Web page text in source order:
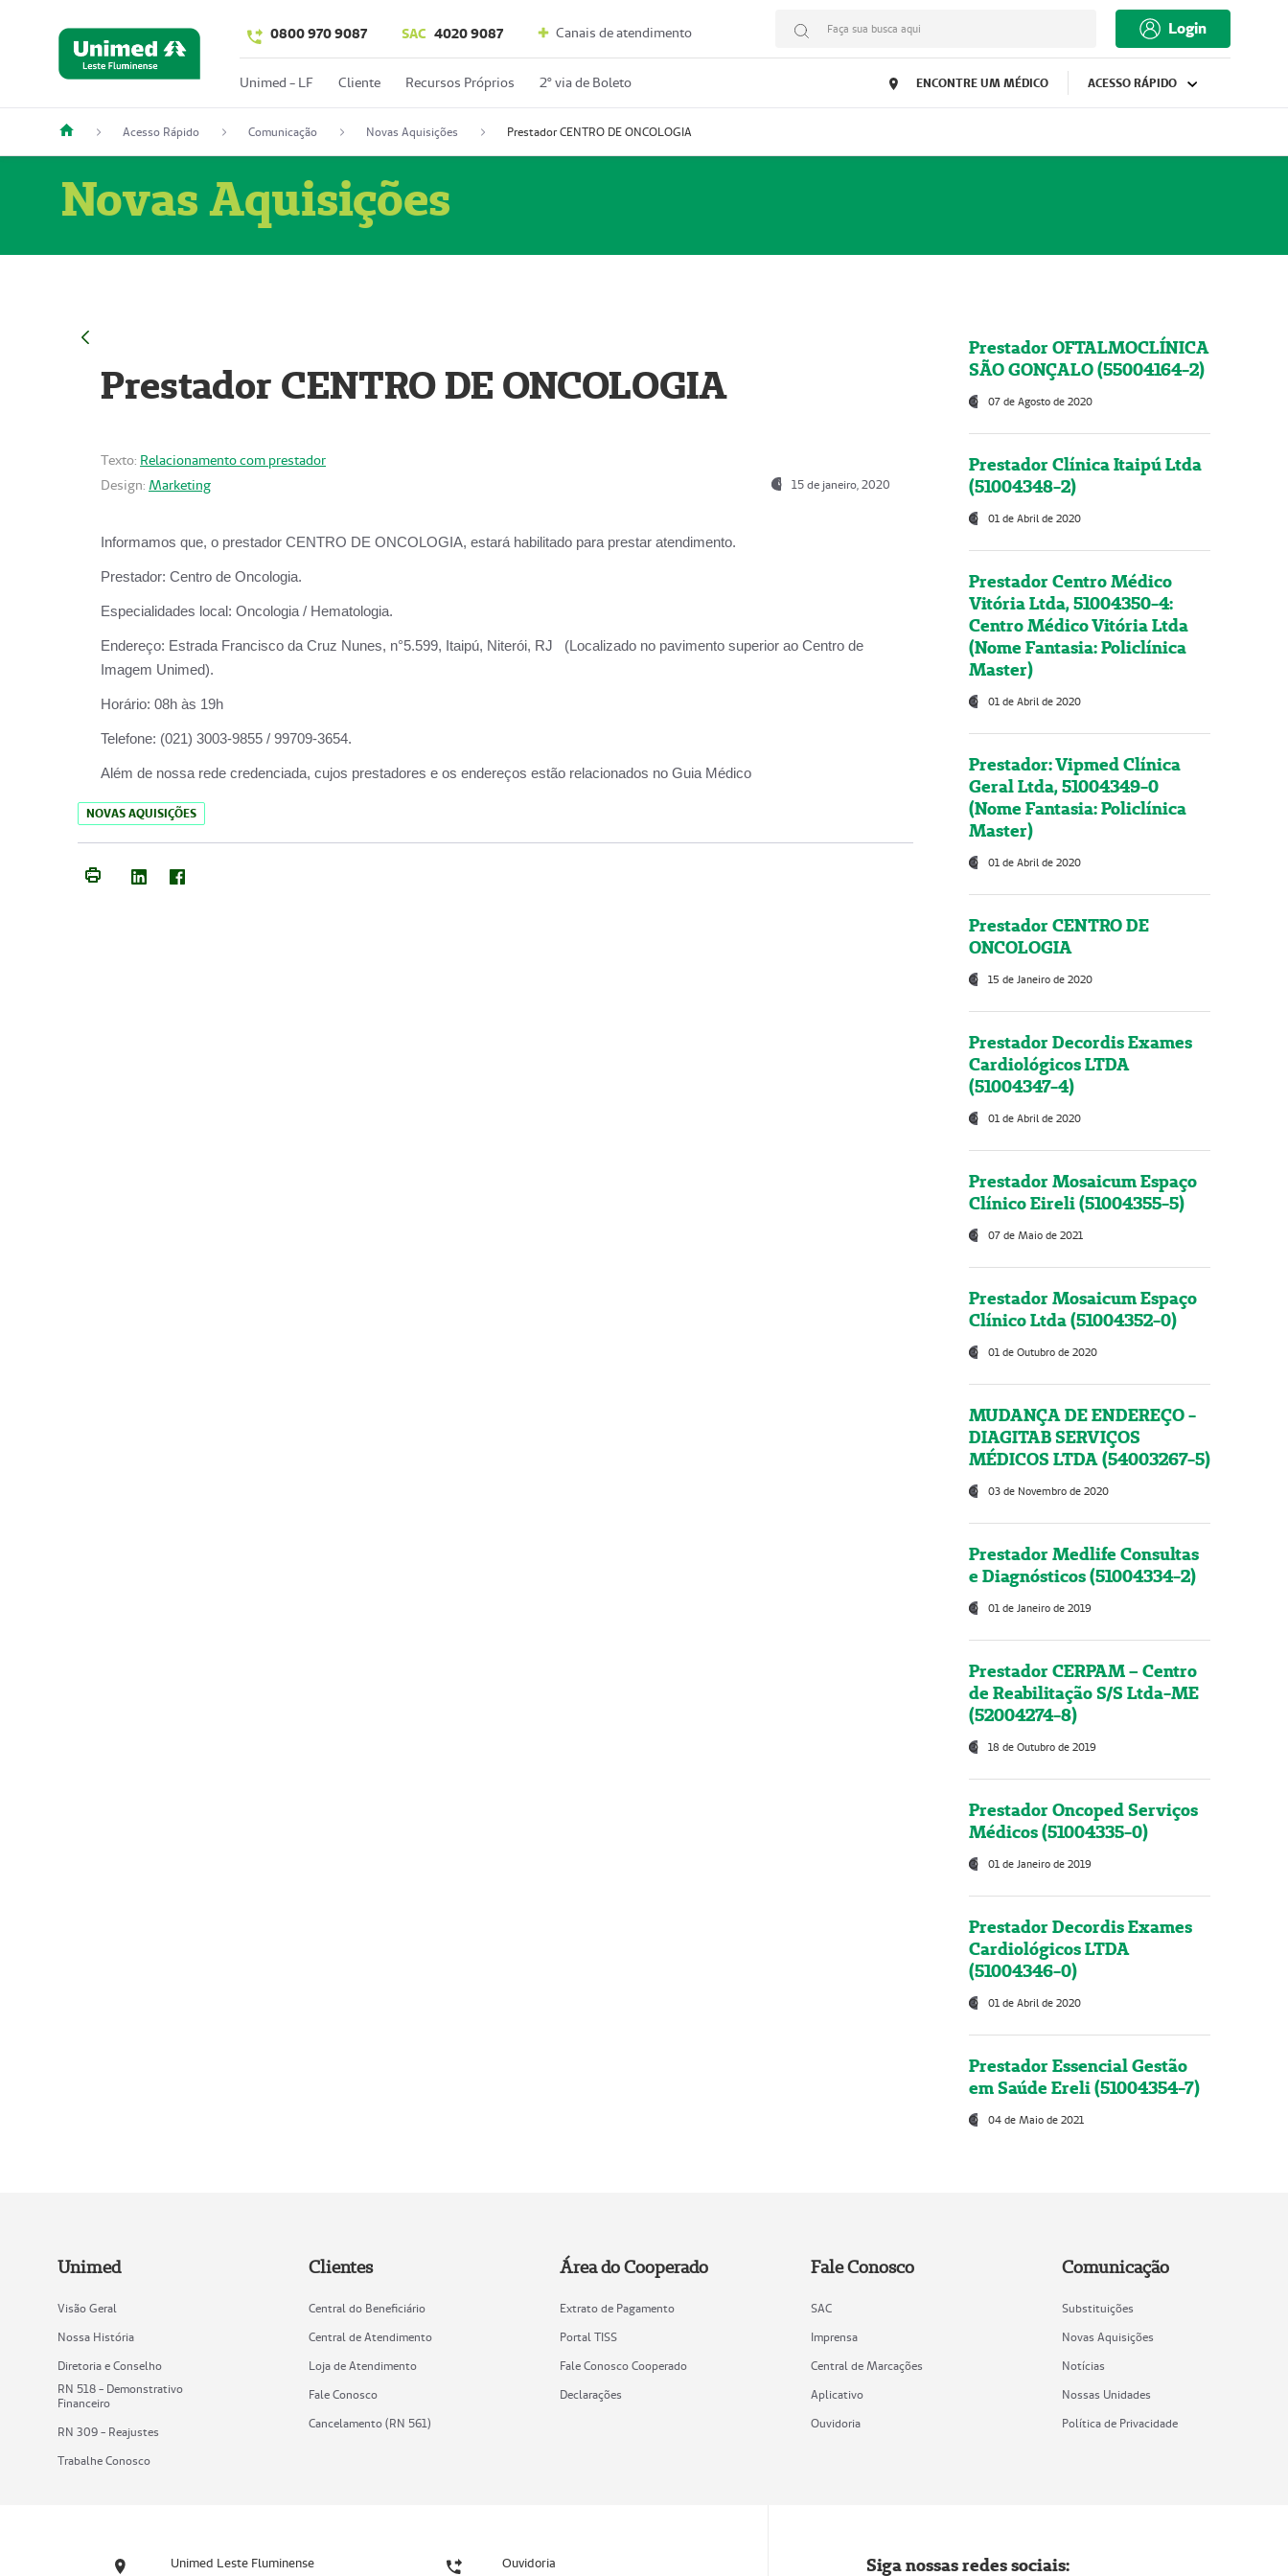
0800 970 9087 SAC 4020 9087 Canais de atendimento Faça sua busca aqui Login
Unimed - LF Cliente Recursos Próprios 2º via de Boleto ENCONTRE UM MÉDICO ACESSO RÁPIDO
Acesso Rápido Comunicação Novas Aquisições Prestador CENTRO DE ONCOLOGIA
Novas Aquisições
Prestador CENTRO DE ONCOLOGIA
Texto: Relacionamento com prestador
Design: Marketing 15 de janeiro, 2020
Informamos que, o prestador CENTRO DE ONCOLOGIA, estará habilitado para prestar atendimento.
Prestador: Centro de Oncologia.
Especialidades local: Oncologia / Hematologia.
Endereço: Estrada Francisco da Cruz Nunes, n°5.599, Itaipú, Niterói, RJ (Localizado no pavimento superior ao Centro de
Imagem Unimed).
Horário: 08h às 19h
Telefone: (021) 3003-9855 / 99709-3654.
Além de nossa rede credenciada, cujos prestadores e os endereços estão relacionados no Guia Médico
NOVAS AQUISIÇÕES
Prestador OFTALMOCLÍNICA
SÃO GONÇALO (55004164-2)
07 de Agosto de 2020
Prestador Clínica Itaipú Ltda
(51004348-2)
01 de Abril de 2020
Prestador Centro Médico
Vitória Ltda, 51004350-4:
Centro Médico Vitória Ltda
(Nome Fantasia: Policlínica
Master)
01 de Abril de 2020
Prestador: Vipmed Clínica
Geral Ltda, 51004349-0
(Nome Fantasia: Policlínica
Master)
01 de Abril de 2020
Prestador CENTRO DE
ONCOLOGIA
15 de Janeiro de 2020
Prestador Decordis Exames
Cardiológicos LTDA
(51004347-4)
01 de Abril de 2020
Prestador Mosaicum Espaço
Clínico Eireli (51004355-5)
07 de Maio de 2021
Prestador Mosaicum Espaço
Clínico Ltda (51004352-0)
01 de Outubro de 2020
MUDANÇA DE ENDEREÇO -
DIAGITAB SERVIÇOS
MÉDICOS LTDA (54003267-5)
03 de Novembro de 2020
Prestador Medlife Consultas
e Diagnósticos (51004334-2)
01 de Janeiro de 2019
Prestador CERPAM – Centro
de Reabilitação S/S Ltda-ME
(52004274-8)
18 de Outubro de 2019
Prestador Oncoped Serviços
Médicos (51004335-0)
01 de Janeiro de 2019
Prestador Decordis Exames
Cardiológicos LTDA
(51004346-0)
01 de Abril de 2020
Prestador Essencial Gestão
em Saúde Ereli (51004354-7)
04 de Maio de 2021
Unimed
Visão Geral
Nossa História
Diretoria e Conselho
RN 518 - Demonstrativo
Financeiro
RN 309 - Reajustes
Trabalhe Conosco
Clientes
Central do Beneficiário
Central de Atendimento
Loja de Atendimento
Fale Conosco
Cancelamento (RN 561)
Área do Cooperado
Extrato de Pagamento
Portal TISS
Fale Conosco Cooperado
Declarações
Fale Conosco
SAC
Imprensa
Central de Marcações
Aplicativo
Ouvidoria
Comunicação
Substituições
Novas Aquisições
Notícias
Nossas Unidades
Política de Privacidade
Unimed Leste Fluminense Ouvidoria Siga nossas redes sociais: